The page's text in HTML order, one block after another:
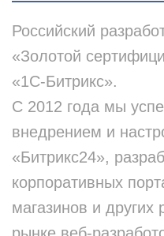
Российский
«Золотой
«1С-Битрикс».
С 2012 года мы
внедрением и
«Битрикс24»,
корпоративных
магазинов и